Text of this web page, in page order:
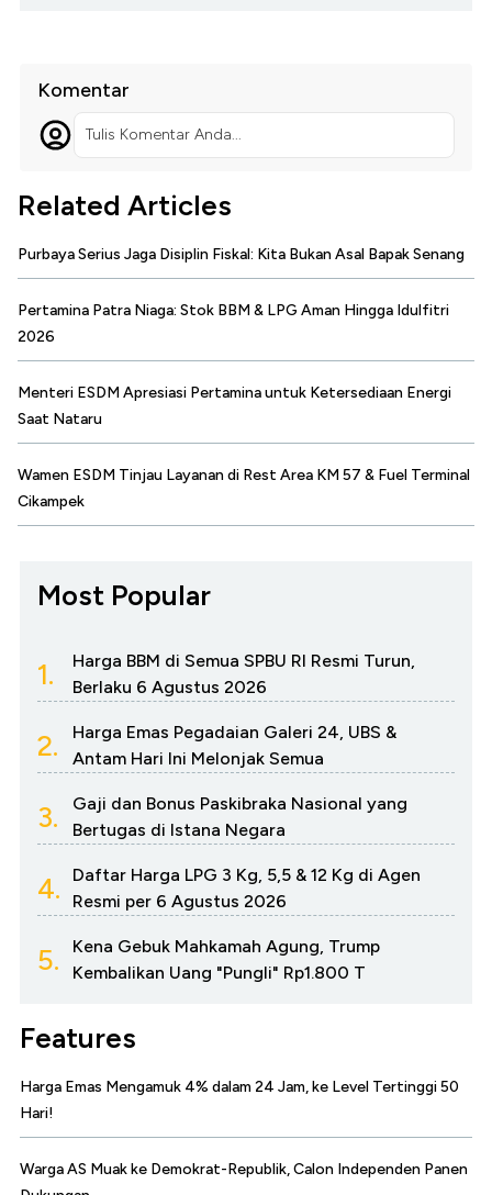
Komentar
Tulis Komentar Anda...
Related Articles
Purbaya Serius Jaga Disiplin Fiskal: Kita Bukan Asal Bapak Senang
Pertamina Patra Niaga: Stok BBM & LPG Aman Hingga Idulfitri
2026
Menteri ESDM Apresiasi Pertamina untuk Ketersediaan Energi
Saat Nataru
Wamen ESDM Tinjau Layanan di Rest Area KM 57 & Fuel Terminal
Cikampek
Most Popular
1.
Harga BBM di Semua SPBU RI Resmi Turun,
Berlaku 6 Agustus 2026
2.
Harga Emas Pegadaian Galeri 24, UBS &
Antam Hari Ini Melonjak Semua
3.
Gaji dan Bonus Paskibraka Nasional yang
Bertugas di Istana Negara
4.
Daftar Harga LPG 3 Kg, 5,5 & 12 Kg di Agen
Resmi per 6 Agustus 2026
5.
Kena Gebuk Mahkamah Agung, Trump
Kembalikan Uang "Pungli" Rp1.800 T
Features
Harga Emas Mengamuk 4% dalam 24 Jam, ke Level Tertinggi 50
Hari!
Warga AS Muak ke Demokrat-Republik, Calon Independen Panen